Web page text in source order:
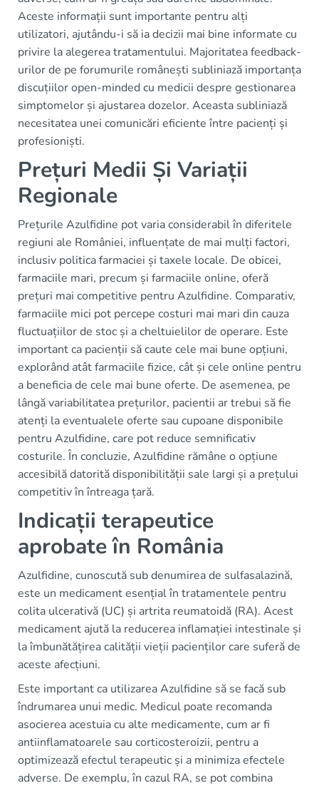
Aceste informații sunt importante pentru alți
utilizatori, ajutându-i să ia decizii mai bine informate cu
privire la alegerea tratamentului. Majoritatea feedback-
urilor de pe forumurile românești subliniază importanța
discuțiilor open-minded cu medicii despre gestionarea
simptomelor și ajustarea dozelor. Aceasta subliniază
necesitatea unei comunicări eficiente între pacienți și
profesioniști.
Prețuri Medii Și Variații
Regionale
Prețurile Azulfidine pot varia considerabil în diferitele
regiuni ale României, influențate de mai mulți factori,
inclusiv politica farmaciei și taxele locale. De obicei,
farmaciile mari, precum și farmaciile online, oferă
prețuri mai competitive pentru Azulfidine. Comparativ,
farmaciile mici pot percepe costuri mai mari din cauza
fluctuațiilor de stoc și a cheltuielilor de operare. Este
important ca pacienții să caute cele mai bune opțiuni,
explorând atât farmaciile fizice, cât și cele online pentru
a beneficia de cele mai bune oferte. De asemenea, pe
lângă variabilitatea prețurilor, pacientii ar trebui să fie
atenți la eventualele oferte sau cupoane disponibile
pentru Azulfidine, care pot reduce semnificativ
costurile. În concluzie, Azulfidine rămâne o opțiune
accesibilă datorită disponibilității sale largi și a prețului
competitiv în întreaga țară.
Indicații terapeutice
aprobate în România
Azulfidine, cunoscută sub denumirea de sulfasalazină,
este un medicament esențial în tratamentele pentru
colita ulcerativă (UC) și artrita reumatoidă (RA). Acest
medicament ajută la reducerea inflamației intestinale și
la îmbunătățirea calității vieții pacienților care suferă de
aceste afecțiuni.
Este important ca utilizarea Azulfidine să se facă sub
îndrumarea unui medic. Medicul poate recomanda
asocierea acestuia cu alte medicamente, cum ar fi
antiinflamatoarele sau corticosteroizii, pentru a
optimizează efectul terapeutic și a minimiza efectele
adverse. De exemplu, în cazul RA, se pot combina